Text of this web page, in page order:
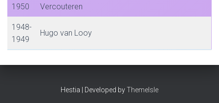
1950
Vercouteren
1948-
1949
Hugo van Looy
Hestia | Developed byThemeIsle